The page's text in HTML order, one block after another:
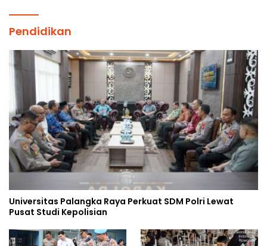
Pendidikan
Universitas Palangka Raya Perkuat SDM Polri Lewat
Pusat Studi Kepolisian